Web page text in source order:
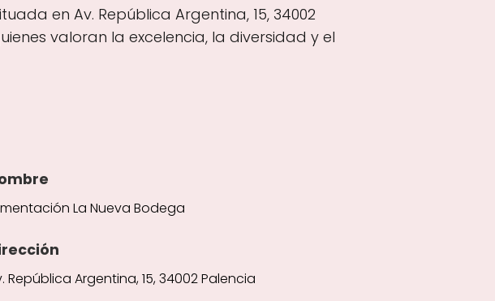
en Av. República Argentina, 15, 34002
valoran la excelencia, la diversidad y el
La Nueva Bodega
República Argentina, 15, 34002 Palencia